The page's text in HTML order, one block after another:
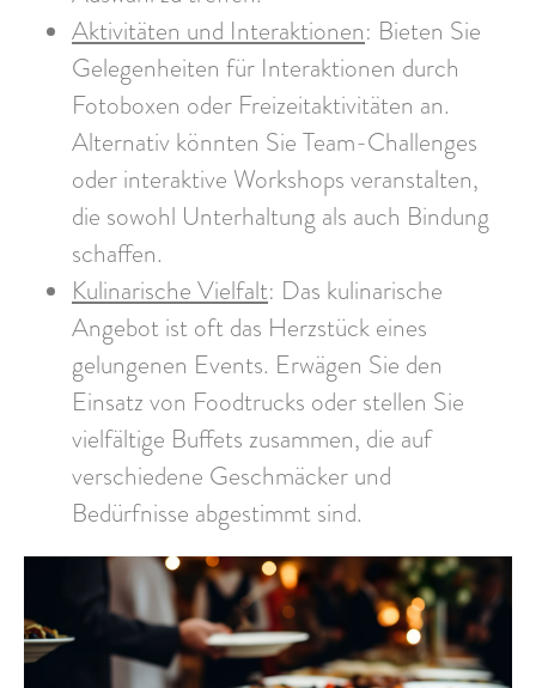
Aktivitäten und Interaktionen: Bieten Sie
Gelegenheiten für Interaktionen durch
Fotoboxen oder Freizeitaktivitäten an.
Alternativ könnten Sie Team-Challenges
oder interaktive Workshops veranstalten,
die sowohl Unterhaltung als auch Bindung
schaffen.
Kulinarische Vielfalt: Das kulinarische
Angebot ist oft das Herzstück eines
gelungenen Events. Erwägen Sie den
Einsatz von Foodtrucks oder stellen Sie
vielfältige Buffets zusammen, die auf
verschiedene Geschmäcker und
Bedürfnisse abgestimmt sind.